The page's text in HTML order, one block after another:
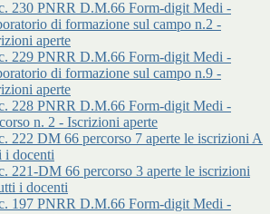
230 PNRR D.M.66 Form-digit Medi -
di formazione sul campo n.2 -
aperte
229 PNRR D.M.66 Form-digit Medi -
di formazione sul campo n.9 -
aperte
228 PNRR D.M.66 Form-digit Medi -
n. 2 - Iscrizioni aperte
222 DM 66 percorso 7 aperte le iscrizioni A
i docenti
221-DM 66 percorso 3 aperte le iscrizioni
i docenti
197 PNRR D.M.66 Form-digit Medi -